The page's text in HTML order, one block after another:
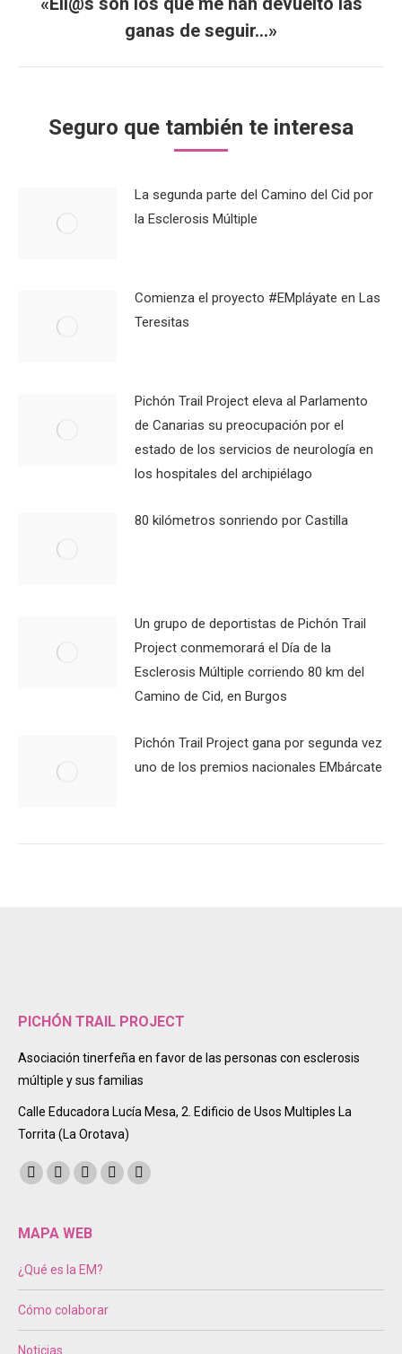
Publicación
siguiente:
ganas de seguir…»
Seguro que también te interesa
La segunda parte del Camino del Cid por
la Esclerosis Múltiple
Comienza el proyecto #EMpláyate en Las
Teresitas
Pichón Trail Project eleva al Parlamento
de Canarias su preocupación por el
estado de los servicios de neurología en
los hospitales del archipiélago
80 kilómetros sonriendo por Castilla
Un grupo de deportistas de Pichón Trail
Project conmemorará el Día de la
Esclerosis Múltiple corriendo 80 km del
Camino de Cid, en Burgos
Pichón Trail Project gana por segunda vez
uno de los premios nacionales EMbárcate
PICHÓN TRAIL PROJECT
Asociación tinerfeña en favor de las personas con esclerosis
múltiple y sus familias
Calle Educadora Lucía Mesa, 2. Edificio de Usos Multiples La
Torrita (La Orotava)
Encuéntranos en:
Facebook
opens
new
Twitter
opens
new
Instagram
opens
new
Mail Sitio
MAPA WEB
¿Qué es la EM?
Cómo colaborar
Noticias